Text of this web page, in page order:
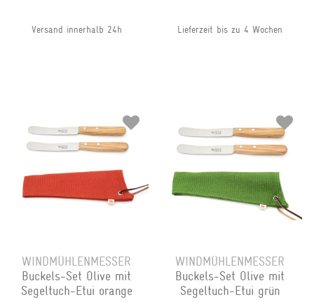
Versand innerhalb 24h Lieferzeit bis zu 4 Wochen
WINDMÜHLENMESSER
Buckels-Set Olive mit
Segeltuch-Etui orange
WINDMÜHLENMESSER
Buckels-Set Olive mit
Segeltuch-Etui grün